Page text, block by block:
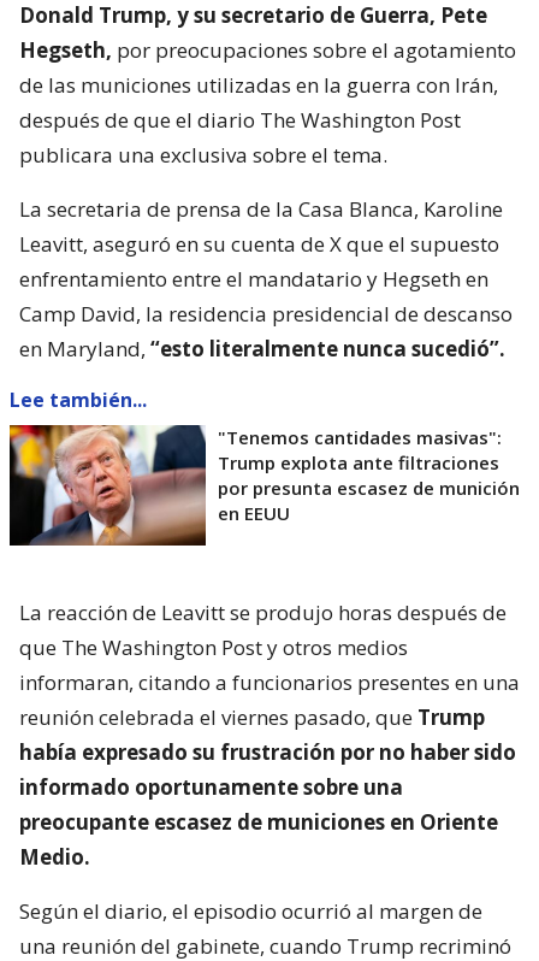
Donald Trump, y su secretario de Guerra, Pete
Hegseth, por preocupaciones sobre el agotamiento
de las municiones utilizadas en la guerra con Irán,
después de que el diario The Washington Post
publicara una exclusiva sobre el tema.
La secretaria de prensa de la Casa Blanca, Karoline
Leavitt, aseguró en su cuenta de X que el supuesto
enfrentamiento entre el mandatario y Hegseth en
Camp David, la residencia presidencial de descanso
en Maryland, “esto literalmente nunca sucedió”.
Lee también...
"Tenemos cantidades masivas":
Trump explota ante filtraciones
por presunta escasez de munición
en EEUU
La reacción de Leavitt se produjo horas después de
que The Washington Post y otros medios
informaran, citando a funcionarios presentes en una
reunión celebrada el viernes pasado, que Trump
había expresado su frustración por no haber sido
informado oportunamente sobre una
preocupante escasez de municiones en Oriente
Medio.
Según el diario, el episodio ocurrió al margen de
una reunión del gabinete, cuando Trump recriminó